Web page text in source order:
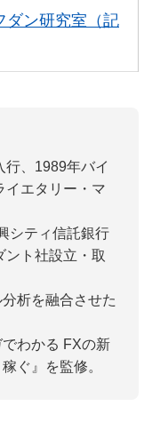
ダン研究室（記
行、1989年バイ
イエタリー・マ
シティ信託銀行
ント社設立・取
析を融合させた
わかる FXの新
ぐ』を監修。